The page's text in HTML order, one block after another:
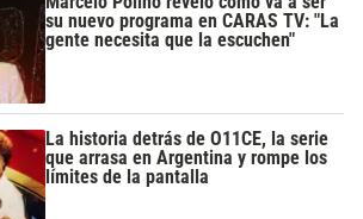
su nuevo programa en CARAS TV: "La
gente necesita que la escuchen"
La historia detrás de O11CE, la serie
que arrasa en Argentina y rompe los
límites de la pantalla